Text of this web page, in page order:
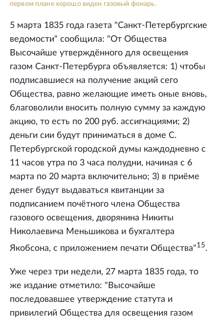
первом плане хорошо виден газовый фонарь.
5 марта 1835 года газета "Санкт-Петербургские
ведомости" сообщила: "От Общества
Высочайше утверждённого для освещения
газом Санкт-Петербурга объявляется: 1) чтобы
подписавшиеся на получение акций сего
Общества, равно желающие иметь оные вновь,
благоволили вносить полную сумму за каждую
акцию, то есть по 200 руб. ассигнациями; 2)
деньги сии будут приниматься в доме С.
Петербургской городской думы каждодневно с
11 часов утра по 3 часа полудни, начиная с 6
марта по 20 марта включительно; 3) в приёме
денег будут выдаваться квитанции за
подписанием почётного члена Общества
газового освещения, дворянина Никиты
Николаевича Меньшикова и бухгалтера
Якобсона, с приложением печати Общества"15.
Уже через три недели, 27 марта 1835 года, то
же издание отметило: "Высочайше
последовавшее утверждение статута и
привилегий Общества для освещения газом